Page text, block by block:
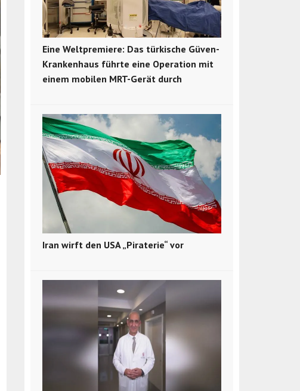
Eine Weltpremiere: Das türkische Güven-
Krankenhaus führte eine Operation mit
einem mobilen MRT-Gerät durch
Iran wirft den USA „Piraterie“ vor